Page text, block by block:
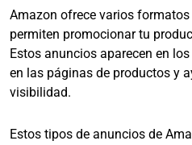
Amazon ofrece varios
permiten promocionar tu
Estos anuncios aparecen en
en las páginas de productos y
visibilidad.
Estos tipos de anuncios de